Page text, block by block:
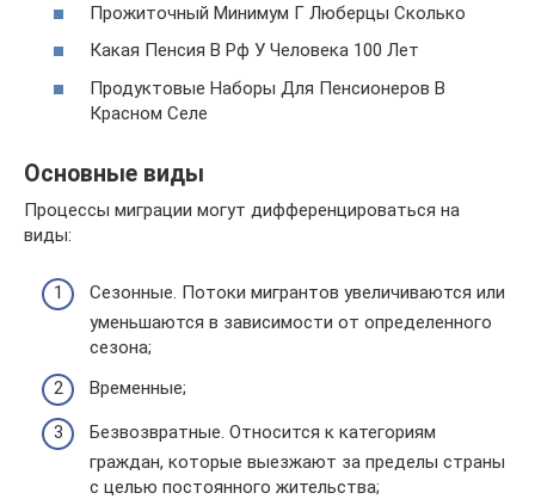
Прожиточный Минимум Г Люберцы Сколько
Какая Пенсия В Рф У Человека 100 Лет
Продуктовые Наборы Для Пенсионеров В
Красном Селе
Основные виды
Процессы миграции могут дифференцироваться на
виды:
Сезонные. Потоки мигрантов увеличиваются или
уменьшаются в зависимости от определенного
сезона;
Временные;
Безвозвратные. Относится к категориям
граждан, которые выезжают за пределы страны
с целью постоянного жительства;